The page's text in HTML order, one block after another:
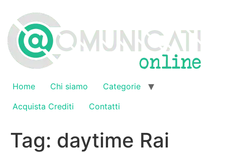
contenuto
Home Chi siamo
Categorie
Acquista Crediti
Contatti
Tag: daytime Rai